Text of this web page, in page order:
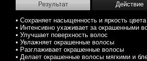
Результат Действие
• Сохраняет насыщенность и яркость
• Интенсивно ухаживает за окрашенными
• Улучшает поверхность волос
• Увлажняет окрашенные волосы
• Разглаживает окрашенные волосы
• Делает окрашенные волосы мягкими и